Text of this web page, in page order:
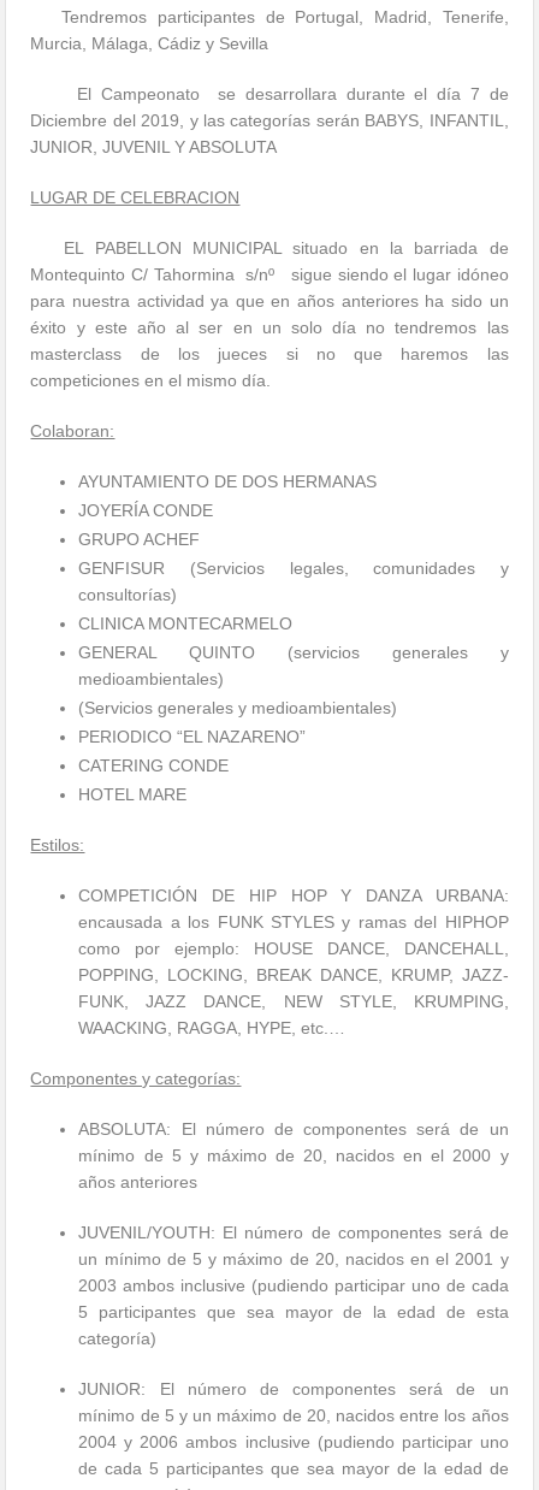
Tendremos participantes de Portugal, Madrid, Tenerife,
Murcia, Málaga, Cádiz y Sevilla
El Campeonato se desarrollara durante el día 7 de
Diciembre del 2019, y las categorías serán BABYS, INFANTIL,
JUNIOR, JUVENIL Y ABSOLUTA
LUGAR DE CELEBRACION
EL PABELLON MUNICIPAL situado en la barriada de
Montequinto C/ Tahormina s/nº sigue siendo el lugar idóneo
para nuestra actividad ya que en años anteriores ha sido un
éxito y este año al ser en un solo día no tendremos las
masterclass de los jueces si no que haremos las
competiciones en el mismo día.
Colaboran:
AYUNTAMIENTO DE DOS HERMANAS
JOYERÍA CONDE
GRUPO ACHEF
GENFISUR (Servicios legales, comunidades y
consultorías)
CLINICA MONTECARMELO
GENERAL QUINTO (servicios generales y
medioambientales)
(Servicios generales y medioambientales)
PERIODICO “EL NAZARENO”
CATERING CONDE
HOTEL MARE
Estilos:
COMPETICIÓN DE HIP HOP Y DANZA URBANA:
encausada a los FUNK STYLES y ramas del HIPHOP
como por ejemplo: HOUSE DANCE, DANCEHALL,
POPPING, LOCKING, BREAK DANCE, KRUMP, JAZZ-
FUNK, JAZZ DANCE, NEW STYLE, KRUMPING,
WAACKING, RAGGA, HYPE, etc.…
Componentes y categorías:
ABSOLUTA: El número de componentes será de un
mínimo de 5 y máximo de 20, nacidos en el 2000 y
años anteriores
JUVENIL/YOUTH: El número de componentes será de
un mínimo de 5 y máximo de 20, nacidos en el 2001 y
2003 ambos inclusive (pudiendo participar uno de cada
5 participantes que sea mayor de la edad de esta
categoría)
JUNIOR: El número de componentes será de un
mínimo de 5 y un máximo de 20, nacidos entre los años
2004 y 2006 ambos inclusive (pudiendo participar uno
de cada 5 participantes que sea mayor de la edad de